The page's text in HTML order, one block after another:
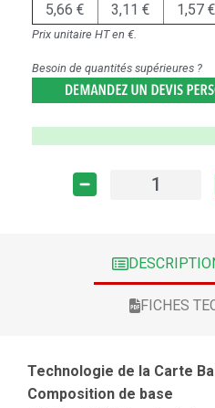
5,66 €
3,11 € 1,57 €
Prix unitaire HT en €.
Besoin de quantités supérieures ?
FICHES
Technologie de la Carte
Composition de base